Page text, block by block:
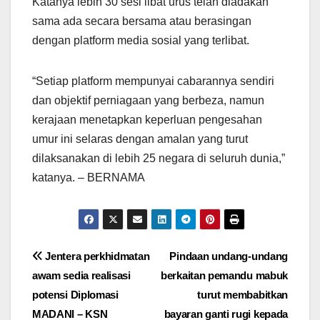
sama ada secara bersama atau berasingan
dengan platform media sosial yang terlibat.
“Setiap platform mempunyai cabarannya sendiri
dan objektif perniagaan yang berbeza, namun
kerajaan menetapkan keperluan pengesahan
umur ini selaras dengan amalan yang turut
dilaksanakan di lebih 25 negara di seluruh dunia,”
katanya. – BERNAMA
Post
navigation
Pindaan undang-undang
berkaitan pemandu mabuk
turut membabitkan
bayaran ganti rugi kepada
Jentera perkhidmatan
awam sedia realisasi
potensi Diplomasi
MADANI – KSN